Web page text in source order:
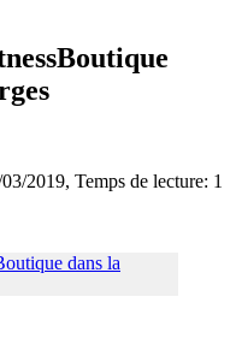
2019, Temps de lecture: 1